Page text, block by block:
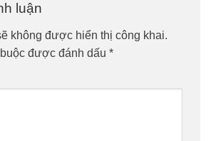
luận
không được hiển thị công khai.
được đánh dấu *